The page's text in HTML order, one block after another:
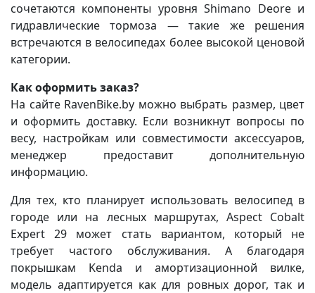
сочетаются компоненты уровня Shimano Deore и
гидравлические тормоза — такие же решения
встречаются в велосипедах более высокой ценовой
категории.
Как оформить заказ?
На сайте RavenBike.by можно выбрать размер, цвет
и оформить доставку. Если возникнут вопросы по
весу, настройкам или совместимости аксессуаров,
менеджер предоставит дополнительную
информацию.
Для тех, кто планирует использовать велосипед в
городе или на лесных маршрутах, Aspect Cobalt
Expert 29 может стать вариантом, который не
требует частого обслуживания. А благодаря
покрышкам Kenda и амортизационной вилке,
модель адаптируется как для ровных дорог, так и